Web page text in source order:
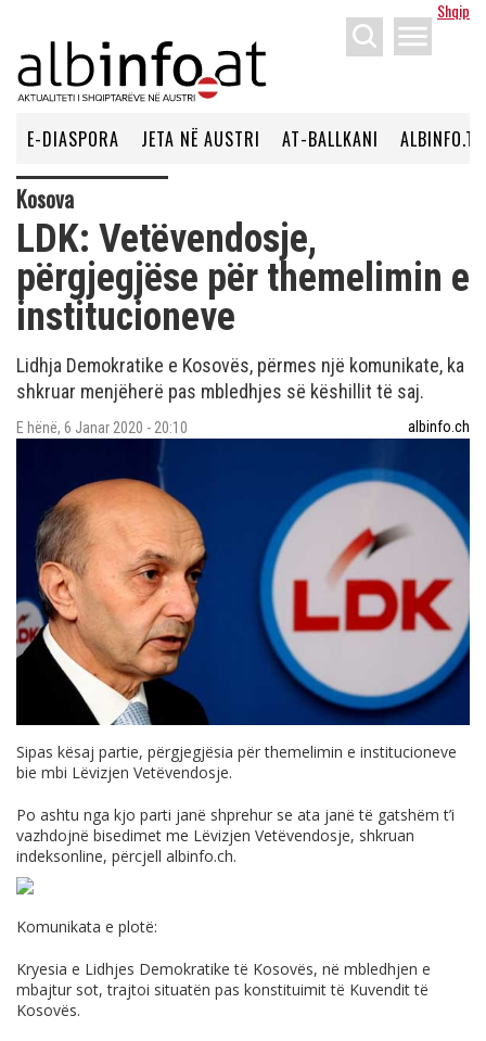
Shqip
menu
E-DIASPORA JETA NË AUSTRI AT-BALLKANI ALBINFO.TV
Kosova
LDK: Vetëvendosje,
përgjegjëse për themelimin e
institucioneve
Lidhja Demokratike e Kosovës, përmes një komunikate, ka
shkruar menjëherë pas mbledhjes së këshillit të saj.
E hënë, 6 Janar 2020 - 20:10 albinfo.ch
Sipas kësaj partie, përgjegjësia për themelimin e institucioneve
bie mbi Lëvizjen Vetëvendosje.
Po ashtu nga kjo parti janë shprehur se ata janë të gatshëm t’i
vazhdojnë bisedimet me Lëvizjen Vetëvendosje, shkruan
indeksonline, përcjell albinfo.ch.
Komunikata e plotë:
Kryesia e Lidhjes Demokratike tё Kosovёs, nё mbledhjen e
mbajtur sot, trajtoi situatёn pas konstituimit tё Kuvendit tё
Kosovёs.